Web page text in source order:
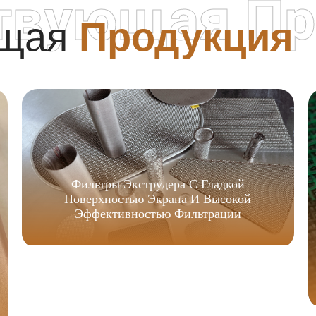
Продукция
Фильтры Экструдера С Гладкой
Поверхностью Экрана И Высокой
Эффективностью Фильтрации